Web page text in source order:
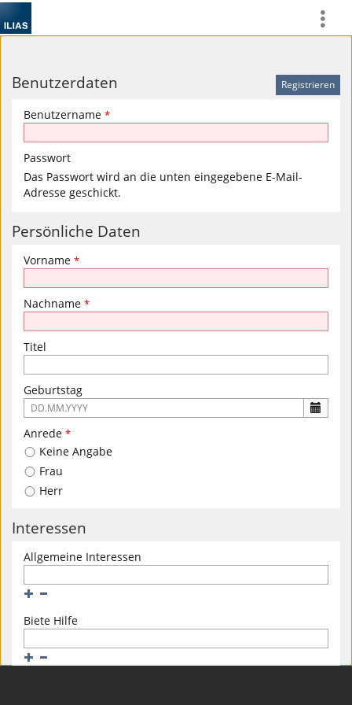
Benutzerdaten
Benutzername *
Passwort
Das Passwort wird an die unten eingegebene E-Mail-
Adresse geschickt.
Persönliche Daten
Vorname *
Nachname *
Titel
Geburtstag
Es
ist
folgendes
Eingabeformat
gefordert:
DD.MM.YYYY
Anrede *
Keine Angabe
Frau
Herr
Interessen
Allgemeine Interessen
Hinzufügen
Entfernen
Biete Hilfe
Hinzufügen
Entfernen